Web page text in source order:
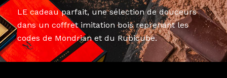
LE cadeau parfait, une sélection de douceurs
dans un coffret imitation bois reprenant les
codes de Mondrian et du Rubicube.